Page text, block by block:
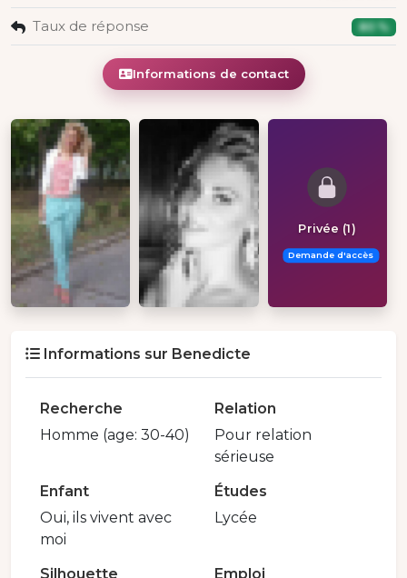
Taux de réponse 80 %
Informations de contact
Privée (1)
Demande d'accès
Informations sur Benedicte
Recherche
Homme (age: 30-40)
Relation
Pour relation
sérieuse
Enfant
Oui, ils vivent avec
moi
Études
Lycée
Silhouette
Emploi